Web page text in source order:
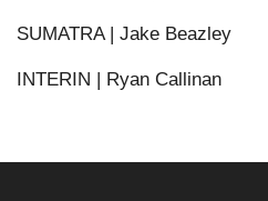
SUMATRA | Jake Beazley
INTERIN | Ryan Callinan